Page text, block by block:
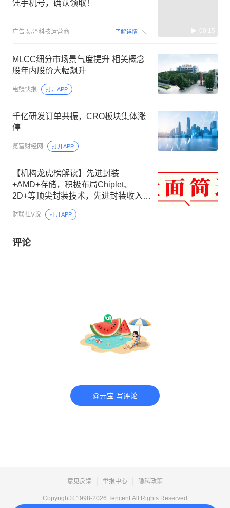
凭手机号，确认领取！
广告 易泽科技运营商 了解详情 00:15
MLCC细分市场景气度提升 相关概念
股年内股价大幅飙升
电鳗快报 打开APP
千亿研发订单共振，CRO板块集体涨
停
览富财经网 打开APP
【机构龙虎榜解读】先进封装
+AMD+存储，积极布局Chiplet、
2D+等顶尖封装技术，先进封装收入占
比超过70% ，得益于存储、先进封装
需求快速提升，深度受益于AMD业务
财联社V说 打开APP
评论
@元宝 写评论
意见反馈 举报中心 隐私政策
Copyright© 1998-2026 Tencent.All Rights Reserved